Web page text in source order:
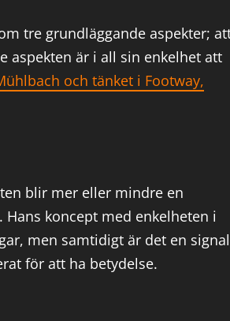
tre grundläggande aspekter;
aspekten är i all sin enkelhet att
och tänket i Footway,
blir mer eller mindre en
koncept med enkelheten i
men samtidigt är det en signal
för att ha betydelse.